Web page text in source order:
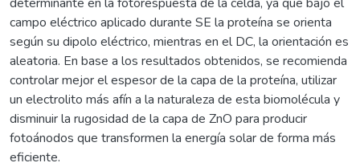
campo eléctrico aplicado durante SE la proteína se orienta
según su dipolo eléctrico, mientras en el DC, la orientación es
aleatoria. En base a los resultados obtenidos, se recomienda
controlar mejor el espesor de la capa de la proteína, utilizar
un electrolito más afín a la naturaleza de esta biomolécula y
disminuir la rugosidad de la capa de ZnO para producir
fotoánodos que transformen la energía solar de forma más
eficiente.